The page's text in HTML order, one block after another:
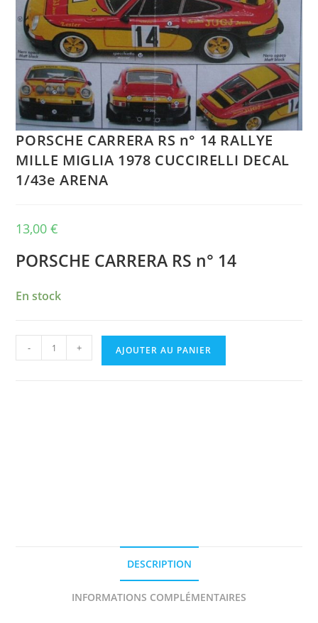
PORSCHE CARRERA RS n° 14 RALLYE
MILLE MIGLIA 1978 CUCCIRELLI DECAL
1/43e ARENA
13,00€
PORSCHE CARRERA RS n° 14
En stock
quantité
de
- + AJOUTER AU PANIER
DESCRIPTION
INFORMATIONS COMPLÉMENTAIRES